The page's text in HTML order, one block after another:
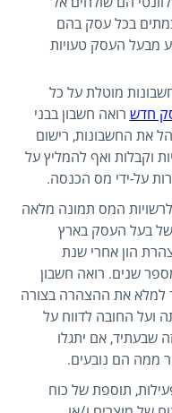
בכל עסק בהם
מבעל העסק טעויות
מוטלת על כל
חדש רואה חשבון בבני
את החשבונות, רישום
וקבלות ואף להמליץ על
על-ידי מס הכנסה.
המס תמונה מלאה
של בעל העסק בארץ
הון אחרי שנת
שנים. רואה חשבון
למלא את ההצהרה בצורה
ועל החובה לדווח על
שבעתיד, אם יתגלו
ממה הם נובעים.
תוספת של כוח